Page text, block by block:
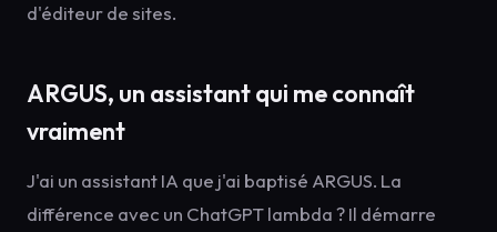
d'éditeur de sites.
ARGUS, un assistant qui me connaît
vraiment
J'ai un assistant IA que j'ai baptisé ARGUS. La
différence avec un ChatGPT lambda ? Il démarre